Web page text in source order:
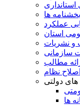
بخشنامه ها
عملکرد
استان
و نشریات
سازمانی
مطالب
نظام
دولتی
ها